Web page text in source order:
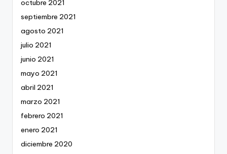
octubre 2021
septiembre 2021
agosto 2021
julio 2021
junio 2021
mayo 2021
abril 2021
marzo 2021
febrero 2021
enero 2021
diciembre 2020